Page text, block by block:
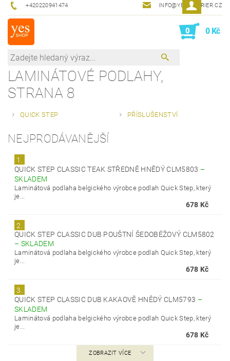
+420220941474 INFO@YESINTERIER.CZ
0 0 Kč
LAMINÁTOVÉ PODLAHY,
STRANA 8
QUICK STEP PŘÍSLUŠENSTVÍ
NEJPRODÁVANĚJŠÍ
1.
QUICK STEP CLASSIC TEAK STŘEDNĚ HNĚDÝ CLM5803 –
SKLADEM
Laminátová podlaha belgického výrobce podlah Quick Step, který
je...
678 Kč
2.
QUICK STEP CLASSIC DUB POUŠTNÍ ŠEDOBÉŽOVÝ CLM5802
– SKLADEM
Laminátová podlaha belgického výrobce podlah Quick Step, který
je...
678 Kč
3.
QUICK STEP CLASSIC DUB KAKAOVĚ HNĚDÝ CLM5793 –
SKLADEM
Laminátová podlaha belgického výrobce podlah Quick Step, který
je...
678 Kč
ZOBRAZIT VÍCE